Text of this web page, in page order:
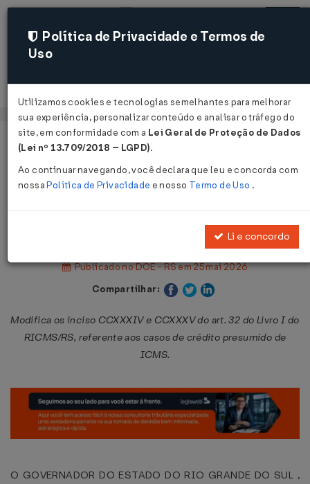
Acessar
Página Inicial
Legislações
Decreto Nº 58791 DE 22/05/2026
Publicado no DOE - RS em 25 mai 2026
Compartilhar:
Modifica os inciso CCXXXIV e CCXXXV do art. 32 do Livro I do
RICMS/RS, referente aos casos de crédito presumido de
ICMS.
O GOVERNADOR DO ESTADO DO RIO GRANDE DO SUL ,
Política de Privacidade e Termos de
Uso
Utilizamos cookies e tecnologias semelhantes para melhorar
sua experiência, personalizar conteúdo e analisar o tráfego do
site, em conformidade com a Lei Geral de Proteção de Dados
(Lei nº 13.709/2018 – LGPD).
Ao continuar navegando, você declara que leu e concorda com
nossaPolítica de Privacidade e nosso Termo de Uso .
Li e concordo